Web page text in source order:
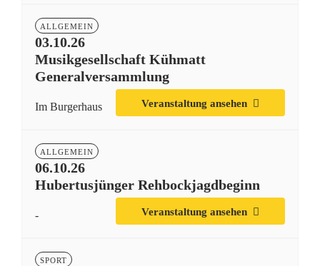
03.10.26
ALLGEMEIN
Musikgesellschaft Kühmatt
Generalversammlung
Im Burgerhaus Veranstaltung ansehen
06.10.26
ALLGEMEIN
Hubertusjünger Rehbockjagdbeginn
- Veranstaltung ansehen
SPORT